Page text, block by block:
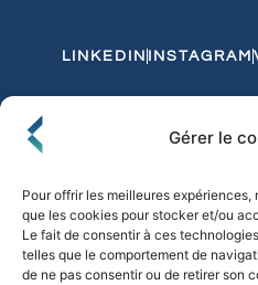
Gérer le
Pour offrir les meilleures
que les cookies pour stocker et/ou
Le fait de consentir à ces
telles que le comportement de
de ne pas consentir ou de retirer son
LINKEDIN INSTAGRAM
Politique de Confidentialité et de
© 2026 FLO & CO.